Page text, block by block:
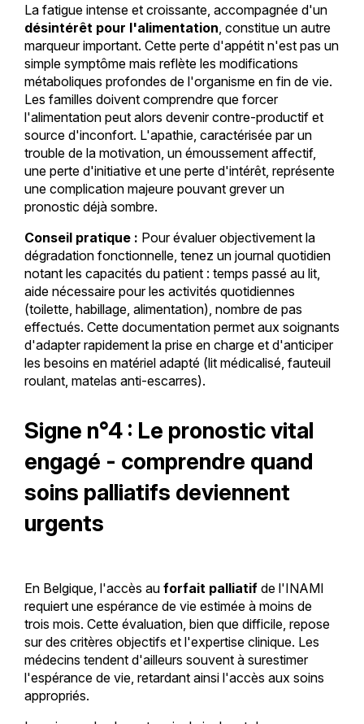
La fatigue intense et croissante, accompagnée d'un
désintérêt pour l'alimentation , constitue un autre
marqueur important. Cette perte d'appétit n'est pas un
simple symptôme mais reflète les modifications
métaboliques profondes de l'organisme en fin de vie.
Les familles doivent comprendre que forcer
l'alimentation peut alors devenir contre-productif et
source d'inconfort. L'apathie, caractérisée par un
trouble de la motivation, un émoussement affectif,
une perte d'initiative et une perte d'intérêt, représente
une complication majeure pouvant grever un
pronostic déjà sombre.
Conseil pratique : Pour évaluer objectivement la
dégradation fonctionnelle, tenez un journal quotidien
notant les capacités du patient : temps passé au lit,
aide nécessaire pour les activités quotidiennes
(toilette, habillage, alimentation), nombre de pas
effectués. Cette documentation permet aux soignants
d'adapter rapidement la prise en charge et d'anticiper
les besoins en matériel adapté (lit médicalisé, fauteuil
roulant, matelas anti-escarres).
Signe n°4 : Le pronostic vital
engagé - comprendre quand
soins palliatifs deviennent
urgents
En Belgique, l'accès au forfait palliatifde l'INAMI
requiert une espérance de vie estimée à moins de
trois mois. Cette évaluation, bien que difficile, repose
sur des critères objectifs et l'expertise clinique. Les
médecins tendent d'ailleurs souvent à surestimer
l'espérance de vie, retardant ainsi l'accès aux soins
appropriés.